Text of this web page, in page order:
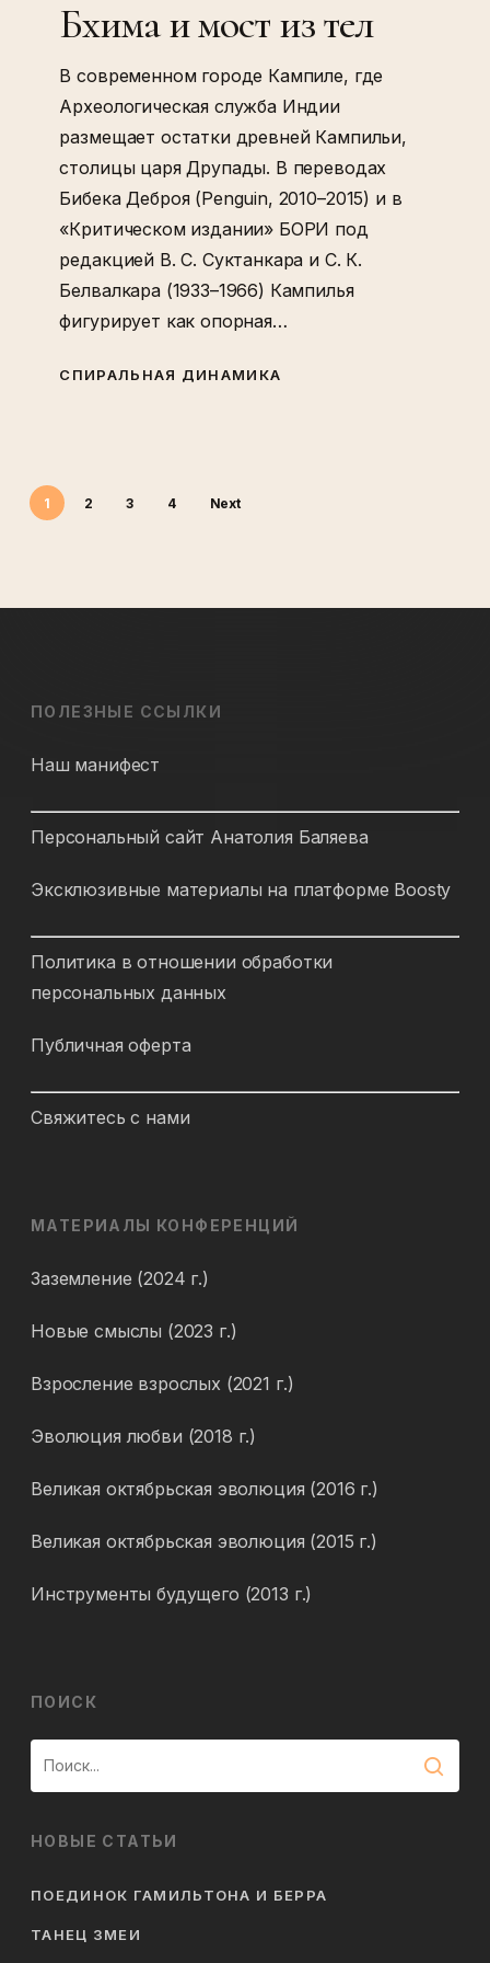
Бхима и мост из тел
В современном городе Кампиле, где
Археологическая служба Индии
размещает остатки древней Кампильи,
столицы царя Друпады. В переводах
Бибека Деброя (Penguin, 2010–2015) и в
«Критическом издании» БОРИ под
редакцией В. С. Суктанкара и С. К.
Белвалкара (1933–1966) Кампилья
фигурирует как опорная…
СПИРАЛЬНАЯ ДИНАМИКА
1 2 3 4 Next
ПОЛЕЗНЫЕ ССЫЛКИ
Наш манифест
Персональный сайт Анатолия Баляева
Эксклюзивные материалы на платформе Boosty
Политика в отношении обработки
персональных данных
Публичная оферта
Свяжитесь с нами
МАТЕРИАЛЫ КОНФЕРЕНЦИЙ
Заземление (2024 г.)
Новые смыслы (2023 г.)
Взросление взрослых (2021 г.)
Эволюция любви (2018 г.)
Великая октябрьская эволюция (2016 г.)
Великая октябрьская эволюция (2015 г.)
Инструменты будущего (2013 г.)
ПОИСК
НОВЫЕ СТАТЬИ
ПОЕДИНОК ГАМИЛЬТОНА И БЕРРА
ТАНЕЦ ЗМЕИ